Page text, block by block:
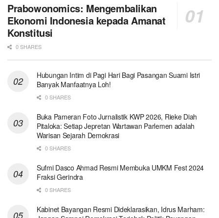
Prabowonomics: Mengembalikan
Ekonomi Indonesia kepada Amanat
Konstitusi
0 SHARES
Hubungan Intim di Pagi Hari Bagi Pasangan Suami Istri
Banyak Manfaatnya Loh!
0 SHARES
Buka Pameran Foto Jurnalistik KWP 2026, Rieke Diah
Pitaloka: Setiap Jepretan Wartawan Parlemen adalah
Warisan Sejarah Demokrasi
0 SHARES
Sufmi Dasco Ahmad Resmi Membuka UMKM Fest 2024
Fraksi Gerindra
0 SHARES
Kabinet Bayangan Resmi Dideklarasikan, Idrus Marham: